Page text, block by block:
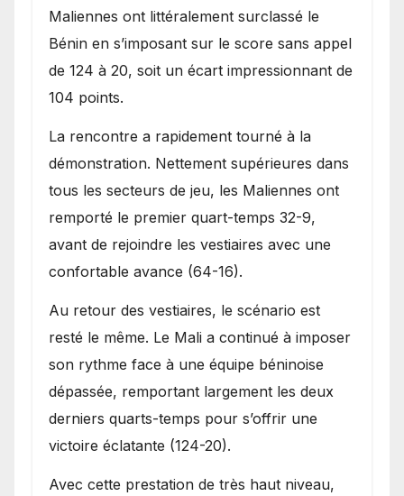
Maliennes ont littéralement surclassé le
Bénin en s’imposant sur le score sans appel
de 124 à 20, soit un écart impressionnant de
104 points.
La rencontre a rapidement tourné à la
démonstration. Nettement supérieures dans
tous les secteurs de jeu, les Maliennes ont
remporté le premier quart-temps 32-9,
avant de rejoindre les vestiaires avec une
confortable avance (64-16).
Au retour des vestiaires, le scénario est
resté le même. Le Mali a continué à imposer
son rythme face à une équipe béninoise
dépassée, remportant largement les deux
derniers quarts-temps pour s’offrir une
victoire éclatante (124-20).
Avec cette prestation de très haut niveau,